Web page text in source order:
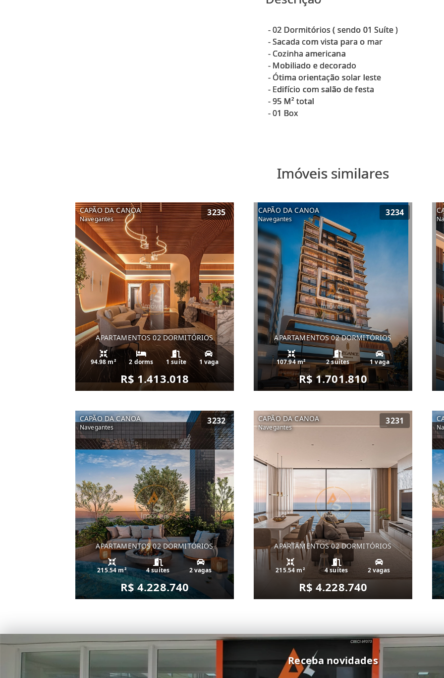
- 02 Dormitórios ( sendo 01 Suíte )
- Sacada com vista para o mar
- Cozinha americana
- Mobiliado e decorado
- Ótima orientação solar leste
- Edifício com salão de festa
- 95 M² total
Imóveis similares
CAPÃO DA CANOA
Navegantes
3235
APARTAMENTOS 02 DORMITÓRIOS
94.98 m² 2 dorms 1 suíte 1 vaga
R$ 1.413.018
CAPÃO DA CANOA
Navegantes
3234
APARTAMENTOS 02 DORMITÓRIOS
107.94 m² 2 suítes 1 vaga
R$ 1.701.810
CAPÃO DA CANOA
Navegantes
3232
APARTAMENTOS 02 DORMITÓRIOS
215.54 m² 4 suítes 2 vagas
R$ 4.228.740
CAPÃO DA CANOA
Navegantes
3231
APARTAMENTOS 02 DORMITÓRIOS
215.54 m² 4 suítes 2 vagas
R$ 4.228.740
Receba novidades